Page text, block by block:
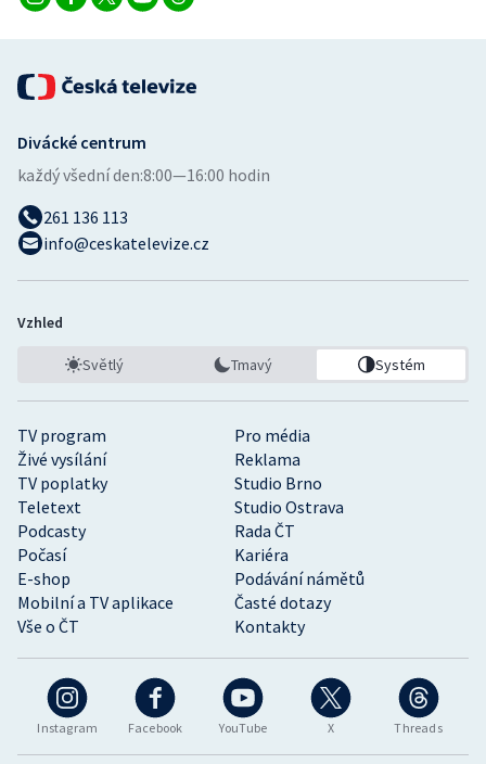
Volejbal
Instagram Facebook YouTube X Threads
TV program
Pro média
Živé vysílání
Reklama
TV poplatky
Studio Brno
Teletext
Studio Ostrava
Podcasty
Rada ČT
Počasí
Kariéra
E-shop
Podávání námětů
Mobilní a TV aplikace
Časté dotazy
Vše o ČT
Kontakty
Divácké centrum
každý všední den:8:00—16:00 hodin
261 136 113
info@ceskatelevize.cz
Vzhled
Světlý Tmavý Systém